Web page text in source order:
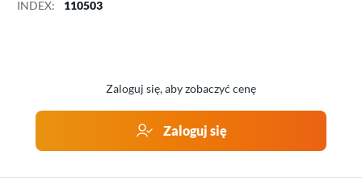
INDEX:
110503
Zaloguj się, aby zobaczyć cenę
Zaloguj się